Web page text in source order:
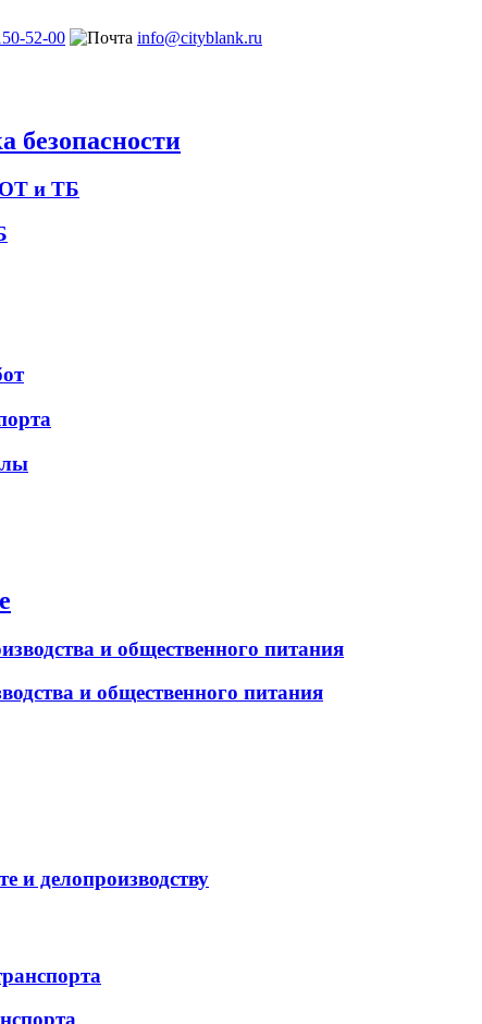
52-00 info@cityblank.ru
безопасности
и ТБ
и общественного питания
и общественного питания
и делопроизводству